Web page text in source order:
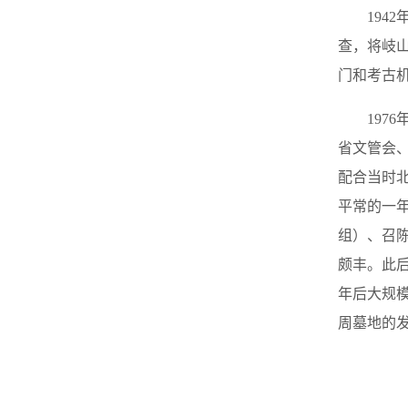
1942
查，将岐
门和考古
1976
省文管会
配合当时
平常的一
组）、召
颇丰。此
年后大规
周墓地的